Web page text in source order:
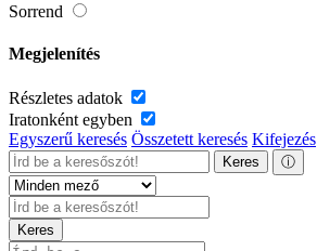
Sorrend
Megjelenítés
Részletes adatok
Iratonként egyben
Egyszerű keresés Összetett keresés Kifejezés
Keres ⓘ
Keres